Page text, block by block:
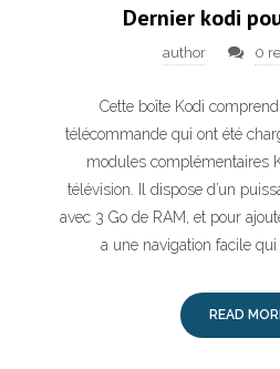
Dernier kodi
author 0
Cette boîte Kodi
télécommande qui ont été
modules complémentaires
télévision. Il dispose d’un
avec 3 Go de RAM, et pour
a une navigation facile qui
READ